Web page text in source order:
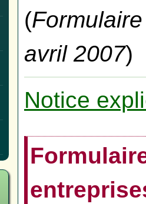
(
avril 2007)
Notice